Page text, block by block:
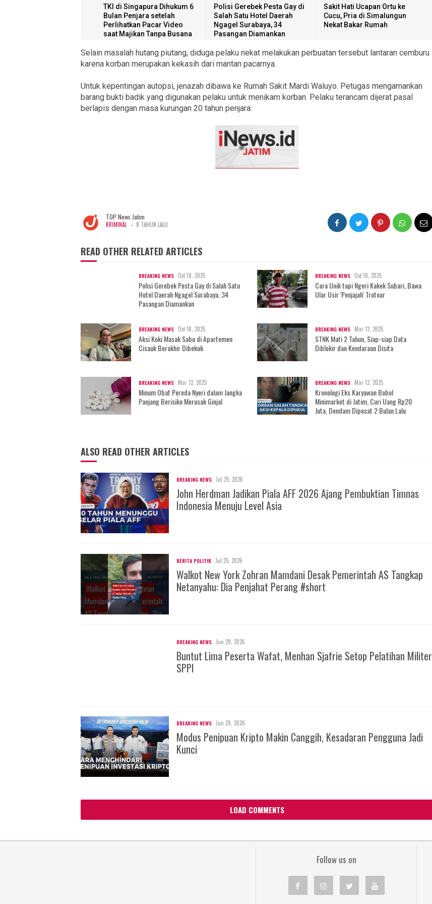
TKI di Singapura Dihukum 6
Bulan Penjara setelah
Perlihatkan Pacar Video
saat Majikan Tanpa Busana
Polisi Gerebek Pesta Gay di
Salah Satu Hotel Daerah
Ngagel Surabaya, 34
Pasangan Diamankan
Sakit Hati Ucapan Ortu ke
Cucu, Pria di Simalungun
Nekat Bakar Rumah
Selain masalah hutang piutang, diduga pelaku nekat melakukan perbuatan tersebut lantaran cemburu
karena korban merupakan kekasih dari mantan pacarnya.
Untuk kepentingan autopsi, jenazah dibawa ke Rumah Sakit Mardi Waluyo. Petugas mengamankan
barang bukti badik yang digunakan pelaku untuk menikam korban. Pelaku terancam dijerat pasal
berlapis dengan masa kurungan 20 tahun penjara.
TOP News Jatim
KRIMINAL - 8 TAHUN LALU
READ OTHER RELATED ARTICLES
BREAKING NEWS Oct 18, 2025
Polisi Gerebek Pesta Gay di Salah Satu
Hotel Daerah Ngagel Surabaya, 34
Pasangan Diamankan
BREAKING NEWS Oct 18, 2025
Cara Unik tapi Ngeri Kakek Subari, Bawa
Ular Usir 'Penjajah' Trotoar
BREAKING NEWS Oct 18, 2025
Aksi Koki Masak Sabu di Apartemen
Cisauk Berakhir Dibekuk
BREAKING NEWS Mar 12, 2025
STNK Mati 2 Tahun, Siap-siap Data
Diblokir dan Kendaraan Disita
BREAKING NEWS Mar 12, 2025
Minum Obat Pereda Nyeri dalam Jangka
Panjang Berisiko Merusak Ginjal
BREAKING NEWS Mar 12, 2025
Kronologi Eks Karyawan Bobol
Minimarket di Jatim, Curi Uang Rp20
Juta, Dendam Dipecat 2 Bulan Lalu
ALSO READ OTHER ARTICLES
BREAKING NEWS Jul 25, 2026
John Herdman Jadikan Piala AFF 2026 Ajang Pembuktian Timnas
Indonesia Menuju Level Asia
BERITA POLITIK Jul 25, 2026
Walkot New York Zohran Mamdani Desak Pemerintah AS Tangkap
Netanyahu: Dia Penjahat Perang #short
BREAKING NEWS Jun 29, 2026
Buntut Lima Peserta Wafat, Menhan Sjafrie Setop Pelatihan Militer
SPPI
BREAKING NEWS Jun 29, 2026
Modus Penipuan Kripto Makin Canggih, Kesadaran Pengguna Jadi
Kunci
LOAD COMMENTS
Follow us on